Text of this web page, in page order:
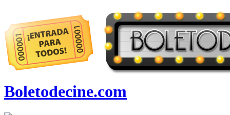
Boletodecine.com